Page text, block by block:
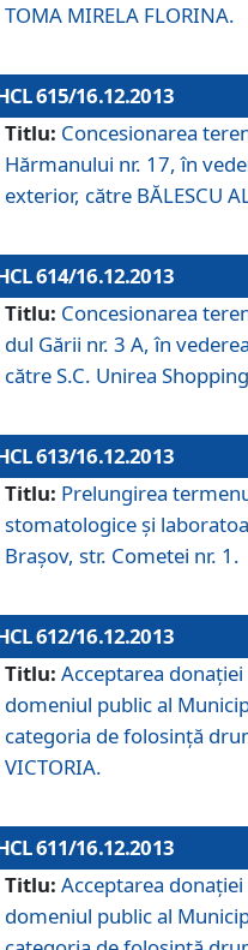
TOMA MIRELA FLORINA.
615/16.12.2013
Titlu: Concesionarea
Hărmanului nr. 17, în
exterior, către BĂLESCU
614/16.12.2013
Titlu: Concesionarea
dul Gării nr. 3 A, în
către S.C. Unirea
613/16.12.2013
Titlu: Prelungirea
stomatologice şi
Braşov, str. Cometei nr. 1.
612/16.12.2013
Titlu: Acceptarea
domeniul public al
categoria de folosinţă
VICTORIA.
611/16.12.2013
Titlu: Acceptarea
domeniul public al